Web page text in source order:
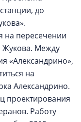
до
на пересечении
Жукова. Между
«Александрино»,
на
Александрино.
проектирования
Работу